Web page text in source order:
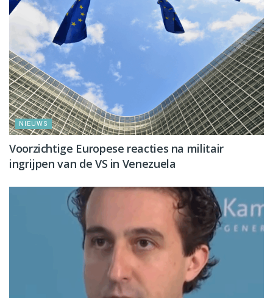
NIEUWS
Voorzichtige Europese reacties na militair
ingrijpen van de VS in Venezuela